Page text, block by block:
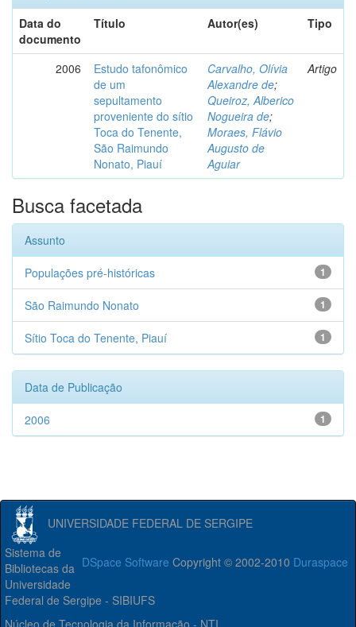
Data do
documento
Título Autor(es) Tipo
2006
Estudo tafonômico
de um
sepultamento
proveniente do sítio
Toca do Tenente,
São Raimundo
Nonato, Piauí
Carvalho, Olívia
Alexandre de;
Queiroz, Alberico
Nogueira de;
Moraes, Flávio
Augusto de
Aguiar
Artigo
Busca facetada
Assunto
1
Populações pré-históricas
1
São Raimundo Nonato
1
Sítio Toca do Tenente, Piauí
Data de Publicação
1
2006
UNIVERSIDADE FEDERAL DE SERGIPE
DSpace Software Copyright © 2002-2010 Duraspace
Sistema de
Bibliotecas da
Universidade
Federal de Sergipe - SIBIUFS
Núcleo de Tecnologia da Informação - NTI